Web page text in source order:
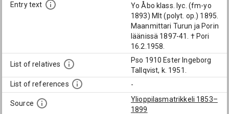
Entry text
Yo Åbo klass. lyc. (fm-yo
1893) MIt (polyt. op.) 1895.
Maanmittari Turun ja Porin
läänissä 1897-41. † Pori
16.2.1958.
List of relatives
Pso 1910 Ester Ingeborg
Tallqvist, k. 1951.
List of references
-
Source
Ylioppilasmatrikkeli 1853–
1899